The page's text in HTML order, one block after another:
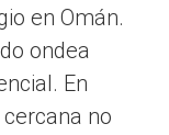
en Omán.
ondea
En
no